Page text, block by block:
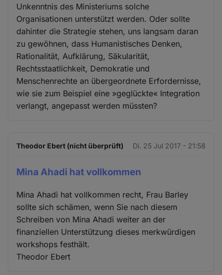
Unkenntnis des Ministeriums solche
Organisationen unterstützt werden. Oder sollte
dahinter die Strategie stehen, uns langsam daran
zu gewöhnen, dass Humanistisches Denken,
Rationalität, Aufklärung, Säkularität,
Rechtsstaatlichkeit, Demokratie und
Menschenrechte an übergeordnete Erfordernisse,
wie sie zum Beispiel eine »geglückte« Integration
verlangt, angepasst werden müssten?
Theodor Ebert (nicht überprüft) Di. 25 Jul 2017 - 21:58
Mina Ahadi hat vollkommen
Mina Ahadi hat vollkommen recht, Frau Barley
sollte sich schämen, wenn Sie nach diesem
Schreiben von Mina Ahadi weiter an der
finanziellen Unterstützung dieses merkwürdigen
workshops festhält.
Theodor Ebert